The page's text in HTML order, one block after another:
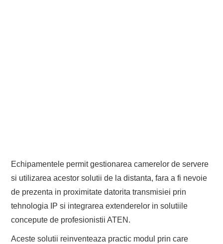
Echipamentele permit gestionarea camerelor de servere
si utilizarea acestor solutii de la distanta, fara a fi nevoie
de prezenta in proximitate datorita transmisiei prin
tehnologia IP si integrarea extenderelor in solutiile
concepute de profesionistii ATEN.
Aceste solutii reinventeaza practic modul prin care